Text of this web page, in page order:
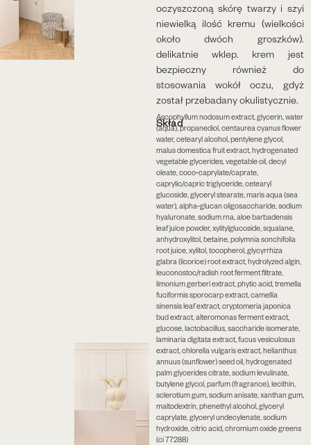
oczyszczoną skórę twarzy i szyi
niewielką ilość kremu (wielkości
około dwóch groszków).
delikatnie wklep. krem jest
bezpieczny również do
stosowania wokół oczu, gdyż
został przebadany okulistycznie.
Skład
Ascophyllum nodosum extract, glycerin, water
(aqua), propanediol, centaurea cyanus flower
water, cetearyl alcohol, pentylene glycol,
malus domestica fruit extract, hydrogenated
vegetable glycerides, vegetable oil, decyl
oleate, coco‑caprylate/caprate,
caprylic/capric triglyceride, cetearyl
glucoside, glyceryl stearate, maris aqua (sea
water), alpha‑glucan oligosaccharide, sodium
hyaluronate, sodium rna, aloe barbadensis
leaf juice powder, xylitylglucoside, squalane,
anhydroxylitol, betaine, polymnia sonchifolia
root juice, xylitol, tocopherol, glycyrrhiza
glabra (licorice) root extract, hydrolyzed algin,
leuconostoc/radish root ferment filtrate,
limonium gerberi extract, phytic acid, tremella
fuciformis sporocarp extract, camellia
sinensis leaf extract, cryptomeria japonica
bud extract, alteromonas ferment extract,
glucose, lactobacillus, saccharide isomerate,
laminaria digitata extract, fucus vesiculosus
extract, chlorella vulgaris extract, helianthus
annuus (sunflower) seed oil, hydrogenated
palm glycerides citrate, sodium levulinate,
butylene glycol, parfum (fragrance), lecithin,
sclerotium gum, sodium anisate, xanthan gum,
maltodextrin, phenethyl alcohol, glyceryl
caprylate, glyceryl undecylenate, sodium
hydroxide, citric acid, chromium oxide greens
(ci 77288)